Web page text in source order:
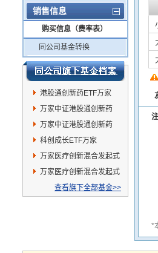
销售信息
购买信息（费率表）
同公司基金转换
港股通创新药ETF万家
万家中证港股通创新药
ETF发起式联接A
万家中证港股通创新药
ETF发起式联接C
科创成长ETF万家
万家医疗创新混合发起式
C
万家医疗创新混合发起式
查看旗下全部基金>>
*